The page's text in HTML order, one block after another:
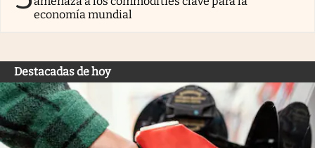
economía mundial
Destacadas de hoy